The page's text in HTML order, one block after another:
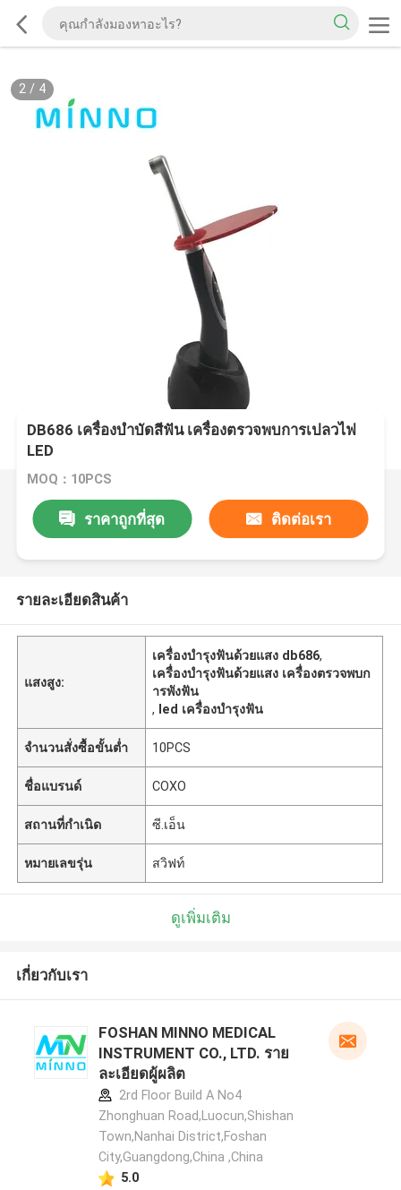
2/ 4
DB686 เครื่องบําบัดสีฟัน เครื่องตรวจพบการเปลวไฟ
LED
MOQ：10PCS
ราคาถูกที่สุด ติดต่อเรา
รายละเอียดสินค้า
แสงสูง:
เครื่องบํารุงฟันด้วยแสง db686,
เครื่องบํารุงฟันด้วยแสง เครื่องตรวจพบก
ารพังฟัน
, led เครื่องบํารุงฟัน
จำนวนสั่งซื้อขั้นต่ำ 10PCS
ชื่อแบรนด์ COXO
สถานที่กำเนิด ซี.เอ็น
หมายเลขรุ่น สวิฟท์
ดูเพิ่มเติม
เกี่ยวกับเรา
FOSHAN MINNO MEDICAL
INSTRUMENT CO., LTD. ราย
ละเอียดผู้ผลิต
2rd Floor Build A No4
Zhonghuan Road,Luocun,Shishan
Town,Nanhai District,Foshan
City,Guangdong,China ,China
5.0